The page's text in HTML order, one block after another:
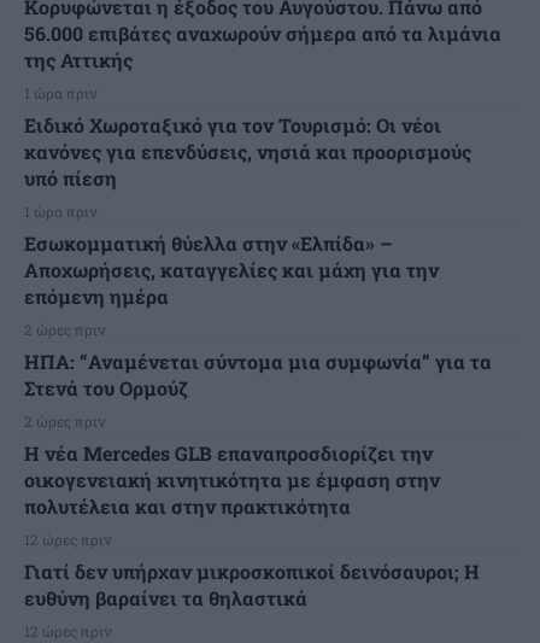
Κορυφώνεται η έξοδος του Αυγούστου. Πάνω από
56.000 επιβάτες αναχωρούν σήμερα από τα λιμάνια
της Αττικής
1 ώρα πριν
Ειδικό Χωροταξικό για τον Τουρισμό: Οι νέοι
κανόνες για επενδύσεις, νησιά και προορισμούς
υπό πίεση
1 ώρα πριν
Εσωκομματική θύελλα στην «Ελπίδα» –
Αποχωρήσεις, καταγγελίες και μάχη για την
επόμενη ημέρα
2 ώρες πριν
ΗΠΑ: “Αναμένεται σύντομα μια συμφωνία” για τα
Στενά του Ορμούζ
2 ώρες πριν
Η νέα Mercedes GLB επαναπροσδιορίζει την
οικογενειακή κινητικότητα με έμφαση στην
πολυτέλεια και στην πρακτικότητα
12 ώρες πριν
Γιατί δεν υπήρχαν μικροσκοπικοί δεινόσαυροι; Η
ευθύνη βαραίνει τα θηλαστικά
12 ώρες πριν